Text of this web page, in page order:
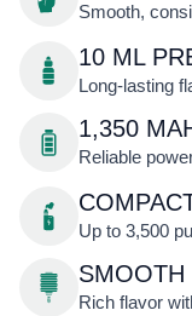
Smooth,
10 ML
Long-lasting
1,350
Reliable
Up to 3,500
Rich flavor